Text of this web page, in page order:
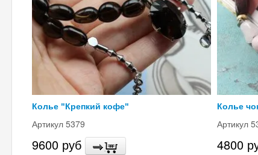
Колье "Крепкий кофе"
Артикул 5379
9600 руб
Колье
Артикул
4800